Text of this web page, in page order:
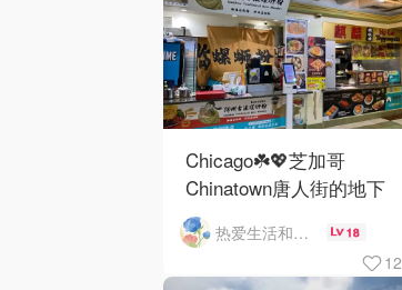
Chicago☘️💖芝加哥
Chinatown唐人街的地下
mini小美食城
热爱生活和自由的轻舞飞扬 18
12